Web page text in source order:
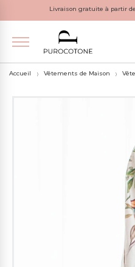
Livraison gratuite à partir
Accueil Vêtements de Maison